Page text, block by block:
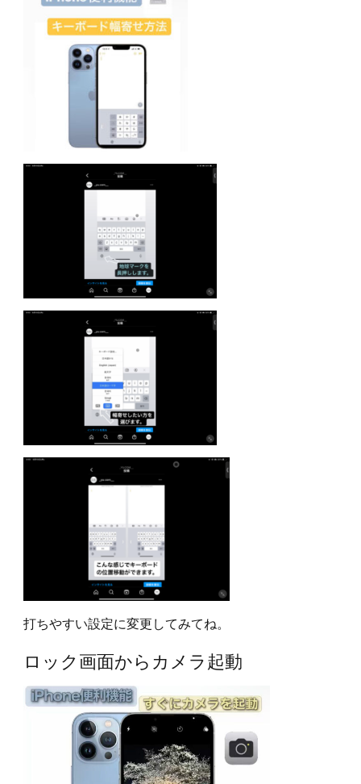
打ちやすい設定に変更してみてね。
ロック画面からカメラ起動